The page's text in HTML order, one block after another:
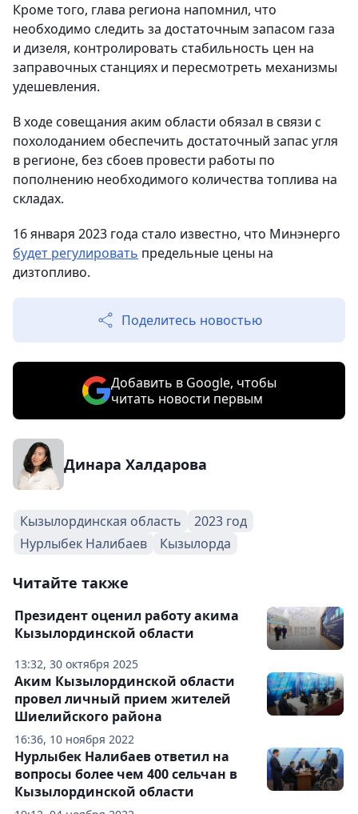
Кроме того, глава региона напомнил, что
необходимо следить за достаточным запасом газа
и дизеля, контролировать стабильность цен на
заправочных станциях и пересмотреть механизмы
удешевления.
В ходе совещания аким области обязал в связи с
похолоданием обеспечить достаточный запас угля
в регионе, без сбоев провести работы по
пополнению необходимого количества топлива на
складах.
16 января 2023 года стало известно, что Минэнерго
будет регулировать предельные цены на
дизтопливо.
Поделитесь новостью
Добавить в Google, чтобы
читать новости первым
Динара Халдарова
Кызылординская область
2023 год
Нурлыбек Налибаев
Кызылорда
Читайте также
13:32, 30 октября 2025
Президент оценил работу акима
Кызылординской области
16:36, 10 ноября 2022
Аким Кызылординской области
провел личный прием жителей
Шиелийского района
Нурлыбек Налибаев ответил на
вопросы более чем 400 сельчан в
Кызылординской области